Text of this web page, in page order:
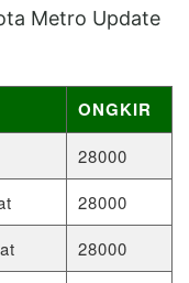
Metro Update
ONGKIR
28000
28000
28000